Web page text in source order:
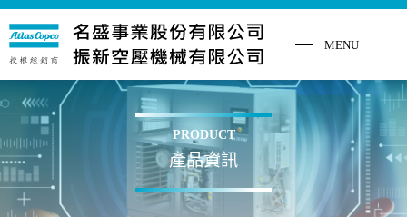
PRODUCT
產品資訊